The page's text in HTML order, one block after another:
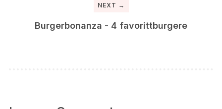
NEXT →
Burgerbonanza - 4 favorittburgere